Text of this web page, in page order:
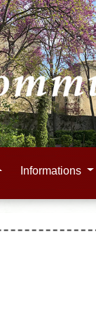
Informations